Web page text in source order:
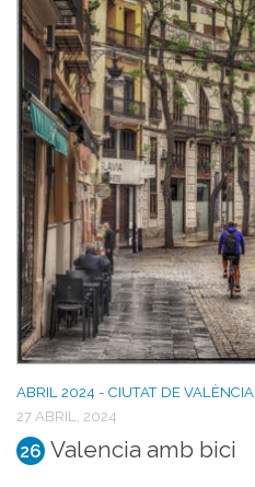
ABRIL 2024 - CIUTAT DE VALÈNCIA
27 ABRIL, 2024
26 Valencia amb bici